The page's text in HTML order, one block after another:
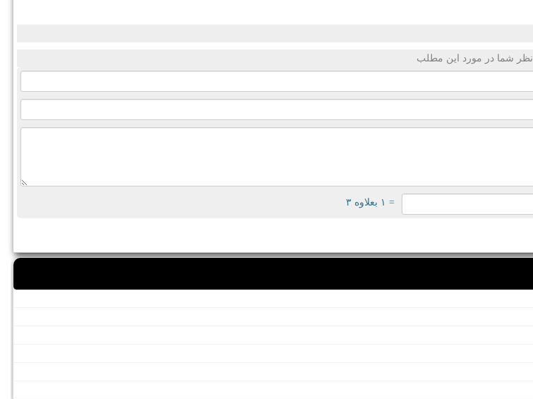
نظر شما در مورد این مطلب
= ۱ بعلاوه ۳